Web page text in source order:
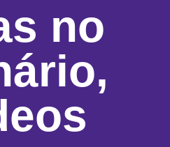
no
,